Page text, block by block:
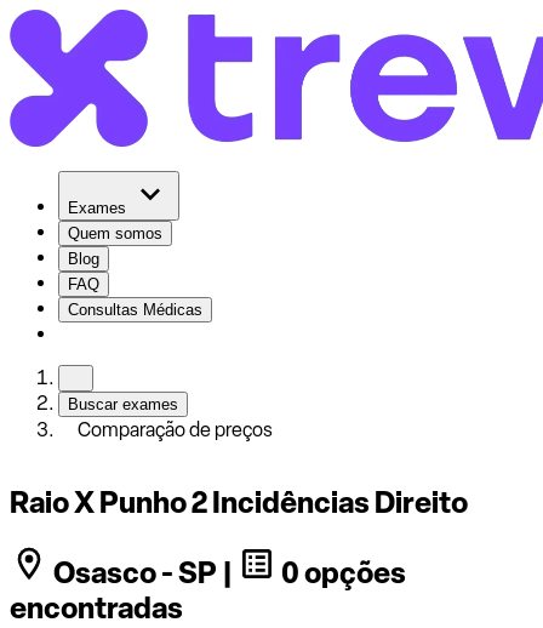
Exames
Quem somos
Blog
FAQ
Consultas Médicas
Buscar exames
Comparação de preços
Raio X Punho 2 Incidências Direito
Osasco - SP |
0 opções
encontradas